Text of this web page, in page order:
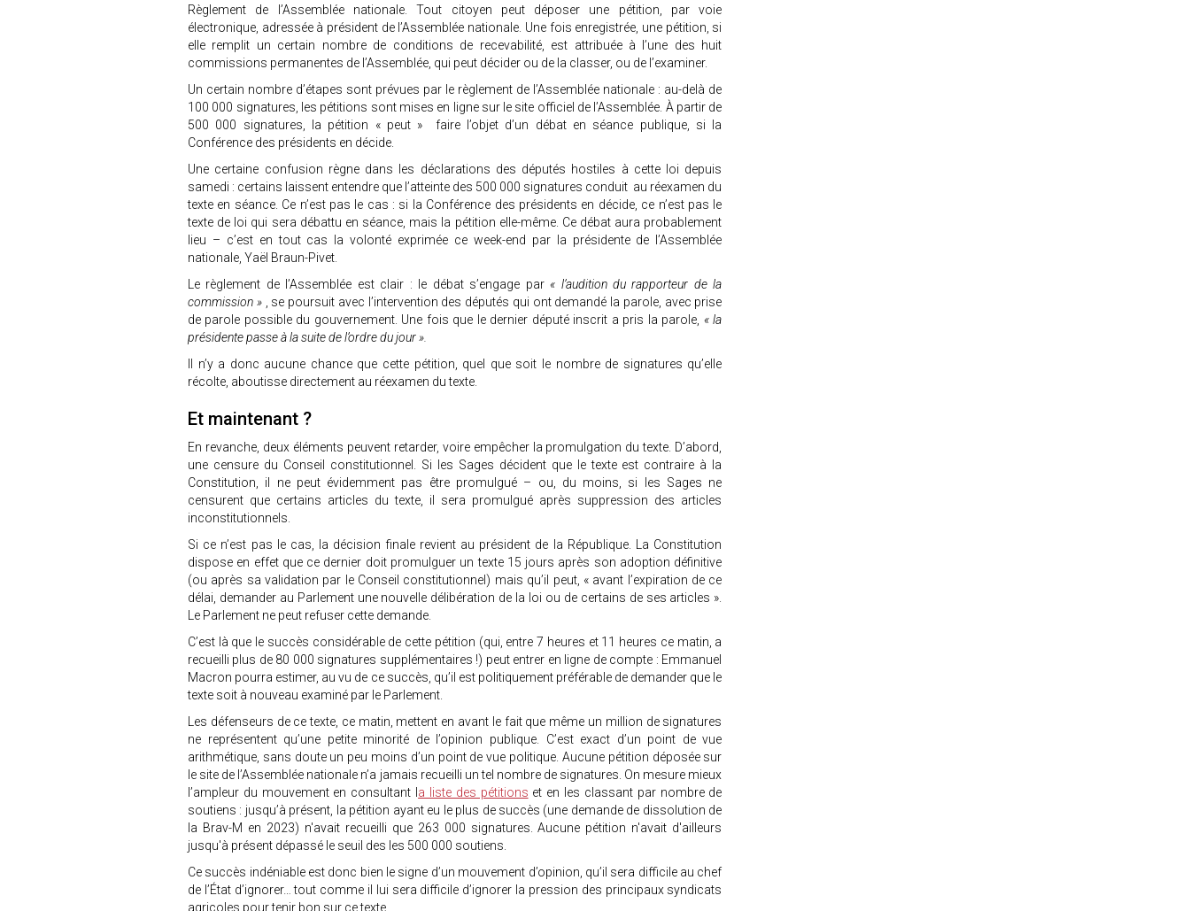
Règlement de l’Assemblée nationale. Tout citoyen peut déposer une pétition, par voie
électronique, adressée à président de l’Assemblée nationale. Une fois enregistrée, une pétition, si
elle remplit un certain nombre de conditions de recevabilité, est attribuée à l’une des huit
commissions permanentes de l’Assemblée, qui peut décider ou de la classer, ou de l’examiner.
Un certain nombre d’étapes sont prévues par le règlement de l’Assemblée nationale : au-delà de
100 000 signatures, les pétitions sont mises en ligne sur le site officiel de l’Assemblée. À partir de
500 000 signatures, la pétition « peut » faire l’objet d’un débat en séance publique, si la
Conférence des présidents en décide.
Une certaine confusion règne dans les déclarations des députés hostiles à cette loi depuis
samedi : certains laissent entendre que l’atteinte des 500 000 signatures conduit au réexamen du
texte en séance. Ce n’est pas le cas : si la Conférence des présidents en décide, ce n’est pas le
texte de loi qui sera débattu en séance, mais la pétition elle-même. Ce débat aura probablement
lieu – c’est en tout cas la volonté exprimée ce week-end par la présidente de l’Assemblée
nationale, Yaël Braun-Pivet.
Le règlement de l’Assemblée est clair : le débat s’engage par « l’audition du rapporteur de la
commission »
, se poursuit avec l’intervention des députés qui ont demandé la parole, avec prise
de parole possible du gouvernement. Une fois que le dernier député inscrit a pris la parole, « la
présidente passe à la suite de l’ordre du jour ».
Il n’y a donc aucune chance que cette pétition, quel que soit le nombre de signatures qu’elle
récolte, aboutisse directement au réexamen du texte.
Et maintenant ?
En revanche, deux éléments peuvent retarder, voire empêcher la promulgation du texte. D’abord,
une censure du Conseil constitutionnel. Si les Sages décident que le texte est contraire à la
Constitution, il ne peut évidemment pas être promulgué – ou, du moins, si les Sages ne
censurent que certains articles du texte, il sera promulgué après suppression des articles
inconstitutionnels.
Si ce n’est pas le cas, la décision finale revient au président de la République. La Constitution
dispose en effet que ce dernier doit promulguer un texte 15 jours après son adoption définitive
(ou après sa validation par le Conseil constitutionnel) mais qu’il peut, « avant l’expiration de ce
délai, demander au Parlement une nouvelle délibération de la loi ou de certains de ses articles ».
Le Parlement ne peut refuser cette demande.
C’est là que le succès considérable de cette pétition (qui, entre 7 heures et 11 heures ce matin, a
recueilli plus de 80 000 signatures supplémentaires !) peut entrer en ligne de compte : Emmanuel
Macron pourra estimer, au vu de ce succès, qu’il est politiquement préférable de demander que le
texte soit à nouveau examiné par le Parlement.
Les défenseurs de ce texte, ce matin, mettent en avant le fait que même un million de signatures
ne représentent qu’une petite minorité de l’opinion publique. C’est exact d’un point de vue
arithmétique, sans doute un peu moins d’un point de vue politique. Aucune pétition déposée sur
le site de l’Assemblée nationale n’a jamais recueilli un tel nombre de signatures. On mesure mieux
l’ampleur du mouvement en consultant l a liste des pétitions et en les classant par nombre de
soutiens : jusqu’à présent, la pétition ayant eu le plus de succès (une demande de dissolution de
la Brav-M en 2023) n'avait recueilli que 263 000 signatures. Aucune pétition n'avait d'ailleurs
jusqu'à présent dépassé le seuil des les 500 000 soutiens.
Ce succès indéniable est donc bien le signe d’un mouvement d’opinion, qu’il sera difficile au chef
de l’État d’ignorer… tout comme il lui sera difficile d’ignorer la pression des principaux syndicats
agricoles pour tenir bon sur ce texte.